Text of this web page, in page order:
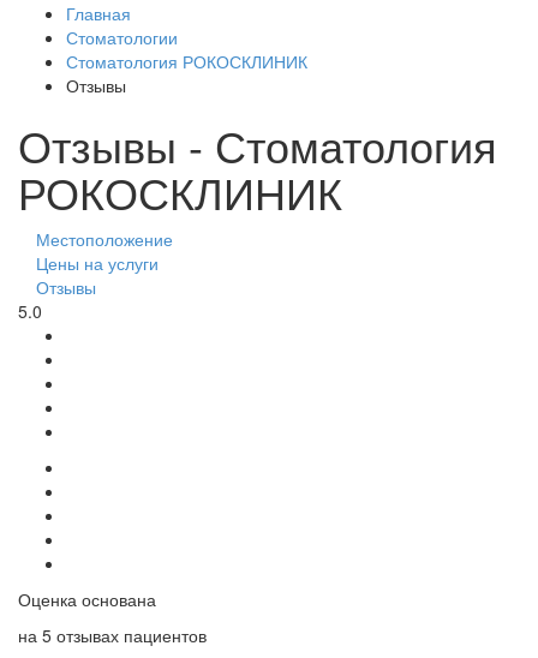
Главная
Стоматологии
Стоматология РОКОСКЛИНИК
Отзывы
Отзывы - Стоматология
РОКОСКЛИНИК
Местоположение
Цены на услуги
Отзывы
5.0
Оценка основана
на 5 отзывах пациентов